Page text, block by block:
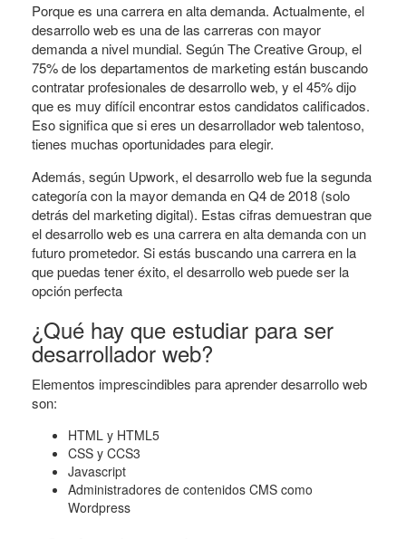
Porque es una carrera en alta demanda. Actualmente, el
desarrollo web es una de las carreras con mayor
demanda a nivel mundial. Según The Creative Group, el
75% de los departamentos de marketing están buscando
contratar profesionales de desarrollo web, y el 45% dijo
que es muy difícil encontrar estos candidatos calificados.
Eso significa que si eres un desarrollador web talentoso,
tienes muchas oportunidades para elegir.
Además, según Upwork, el desarrollo web fue la segunda
categoría con la mayor demanda en Q4 de 2018 (solo
detrás del marketing digital). Estas cifras demuestran que
el desarrollo web es una carrera en alta demanda con un
futuro prometedor. Si estás buscando una carrera en la
que puedas tener éxito, el desarrollo web puede ser la
opción perfecta
¿Qué hay que estudiar para ser
desarrollador web?
Elementos imprescindibles para aprender desarrollo web
son:
HTML y HTML5
CSS y CCS3
Javascript
Administradores de contenidos CMS como
Wordpress